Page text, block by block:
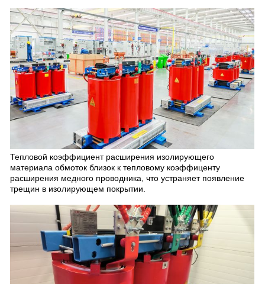
Тепловой коэффициент расширения изолирующего
материала обмоток близок к тепловому коэффиценту
расширения медного проводника, что устраняет появление
трещин в изолирующем покрытии.